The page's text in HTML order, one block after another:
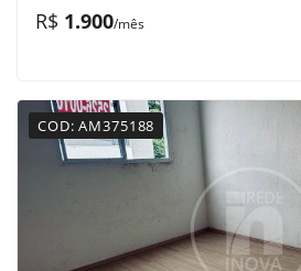
R$ 1.900/mês
COD: AM375188